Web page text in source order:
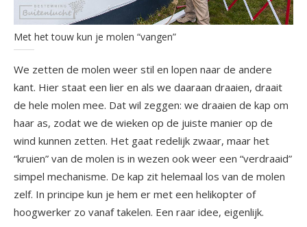
Met het touw kun je molen “vangen”
We zetten de molen weer stil en lopen naar de andere
kant. Hier staat een lier en als we daaraan draaien, draait
de hele molen mee. Dat wil zeggen: we draaien de kap om
haar as, zodat we de wieken op de juiste manier op de
wind kunnen zetten. Het gaat redelijk zwaar, maar het
“kruien” van de molen is in wezen ook weer een “verdraaid”
simpel mechanisme. De kap zit helemaal los van de molen
zelf. In principe kun je hem er met een helikopter of
hoogwerker zo vanaf takelen. Een raar idee, eigenlijk.